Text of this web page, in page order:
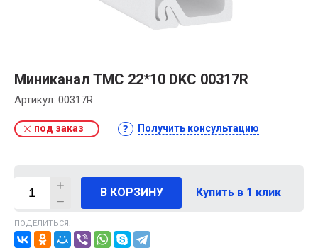
Миниканал TMC 22*10 DKC 00317R
Артикул: 00317R
под заказ Получить консультацию
В КОРЗИНУ Купить в 1 клик
ПОДЕЛИТЬСЯ: